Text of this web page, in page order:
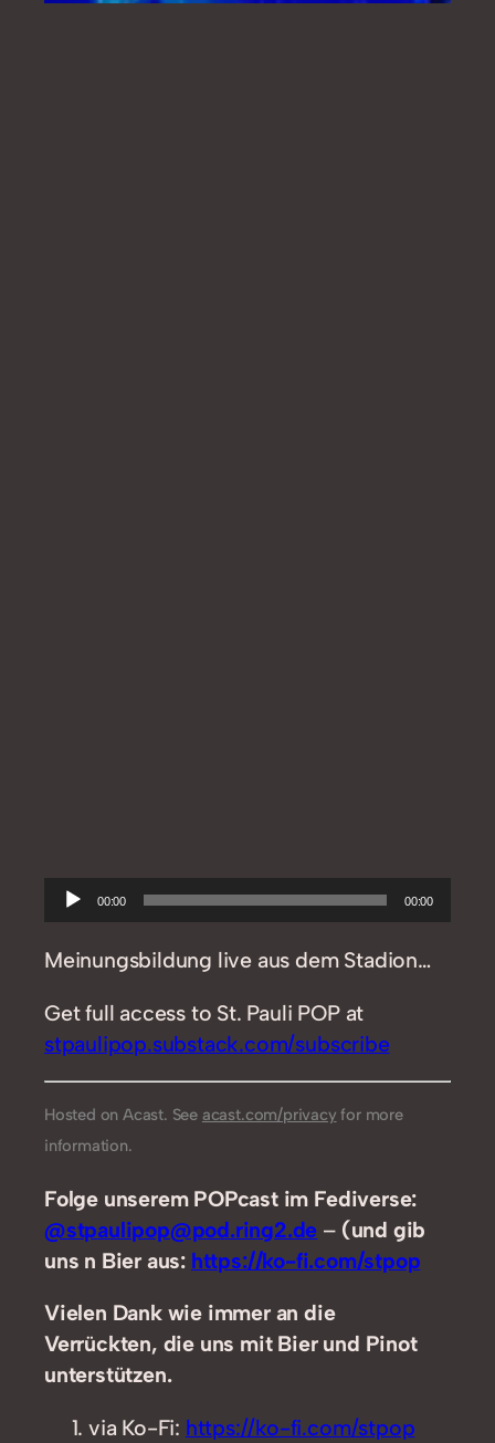
Audio-
Player
00:00 00:00
Meinungsbildung live aus dem Stadion…
Get full access to St. Pauli POP at
stpaulipop.substack.com/subscribe
Hosted on Acast. See acast.com/privacy for more
information.
Folge unserem POPcast im Fediverse:
@stpaulipop@pod.ring2.de – (und gib
uns n Bier aus: https://ko-fi.com/stpop
Vielen Dank wie immer an die
Verrückten, die uns mit Bier und Pinot
unterstützen.
via Ko-Fi: https://ko-fi.com/stpop